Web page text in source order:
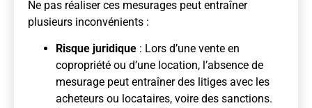
Ne pas réaliser ces mesurages peut entraîner
plusieurs inconvénients :
Risque juridique : Lors d’une vente en
copropriété ou d’une location, l’absence de
mesurage peut entraîner des litiges avec les
acheteurs ou locataires, voire des sanctions.